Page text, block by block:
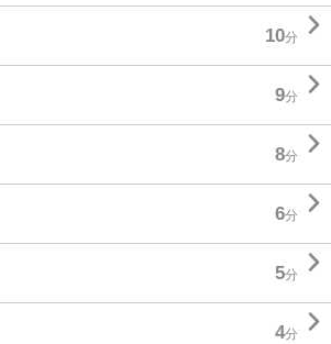
10分 
9分 
8分 
6分 
5分 
4分 